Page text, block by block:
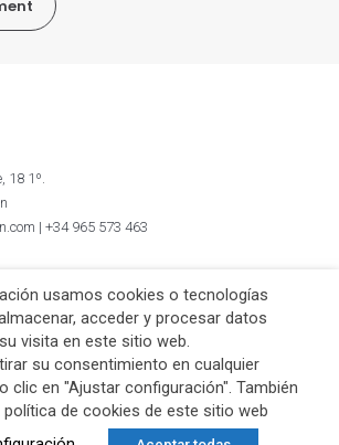
18 1º.
| +34 965 573 463
usamos cookies o tecnologías
acceder y procesar datos
visita en este sitio web.
su consentimiento en cualquier
clic en "Ajustar configuración". También
de cookies de este sitio web